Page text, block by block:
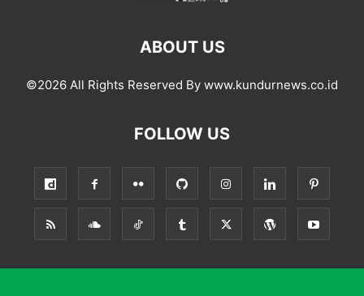
ABOUT US
©2026 All Rights Reserved By www.kundurnews.co.id
FOLLOW US